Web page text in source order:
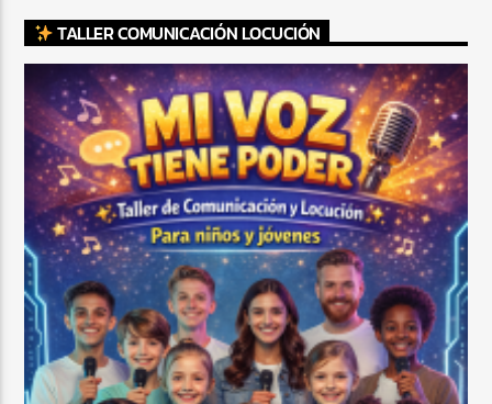
TALLER COMUNICACIÓN LOCUCIÓN